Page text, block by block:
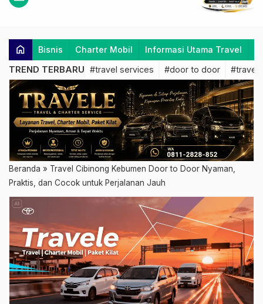
home Bisnis Charter Mobil Informasi Utama Travel
TREND TERBARU #travel services #door to door #travel
Beranda » Travel Cibinong Kebumen Door to Door Nyaman,
Praktis, dan Cocok untuk Perjalanan Jauh